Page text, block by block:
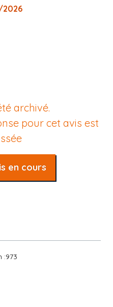
2026
archivé.
pour cet avis est
en cours
:973